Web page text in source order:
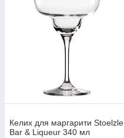
Келих для маргарити Stoelzle
Bar & Liqueur 340 мл